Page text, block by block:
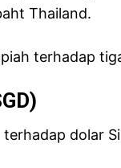
Thailand.
terhadap
dolar